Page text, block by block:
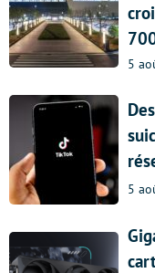
5
5